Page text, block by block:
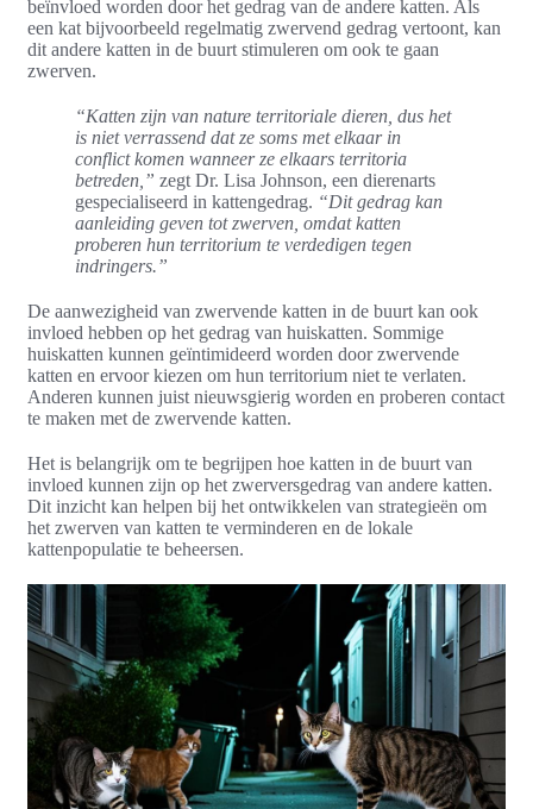
beïnvloed worden door het gedrag van de andere katten. Als
een kat bijvoorbeeld regelmatig zwervend gedrag vertoont, kan
dit andere katten in de buurt stimuleren om ook te gaan
zwerven.
“Katten zijn van nature territoriale dieren, dus het
is niet verrassend dat ze soms met elkaar in
conflict komen wanneer ze elkaars territoria
betreden,” zegt Dr. Lisa Johnson, een dierenarts
gespecialiseerd in kattengedrag. “Dit gedrag kan
aanleiding geven tot zwerven, omdat katten
proberen hun territorium te verdedigen tegen
indringers.”
De aanwezigheid van zwervende katten in de buurt kan ook
invloed hebben op het gedrag van huiskatten. Sommige
huiskatten kunnen geïntimideerd worden door zwervende
katten en ervoor kiezen om hun territorium niet te verlaten.
Anderen kunnen juist nieuwsgierig worden en proberen contact
te maken met de zwervende katten.
Het is belangrijk om te begrijpen hoe katten in de buurt van
invloed kunnen zijn op het zwerversgedrag van andere katten.
Dit inzicht kan helpen bij het ontwikkelen van strategieën om
het zwerven van katten te verminderen en de lokale
kattenpopulatie te beheersen.